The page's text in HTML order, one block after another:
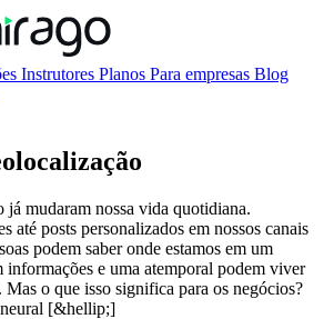
Instrutores Planos Para empresas Blog
já mudaram nossa vida quotidiana.
até posts personalizados em nossos canais
podem saber onde estamos em um
informações e uma atemporal podem viver
Mas o que isso significa para os negócios?
[&hellip;]